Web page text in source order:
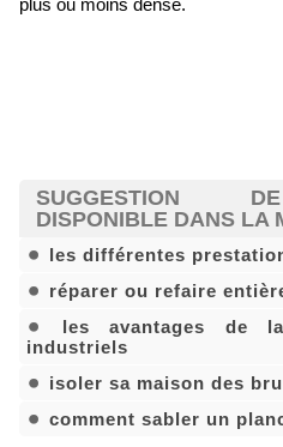
plus ou moins dense.
SUGGESTION
DISPONIBLE DANS LA
les différentes
réparer ou refaire
les avantages de
industriels
isoler sa maison des
comment sabler un